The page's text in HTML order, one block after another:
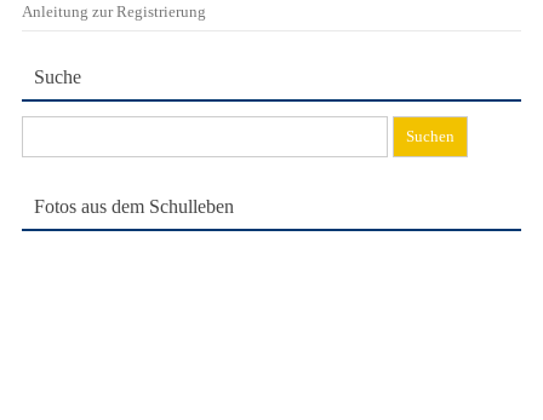
Anleitung zur Registrierung
Suche
nach:
Fotos aus dem Schulleben